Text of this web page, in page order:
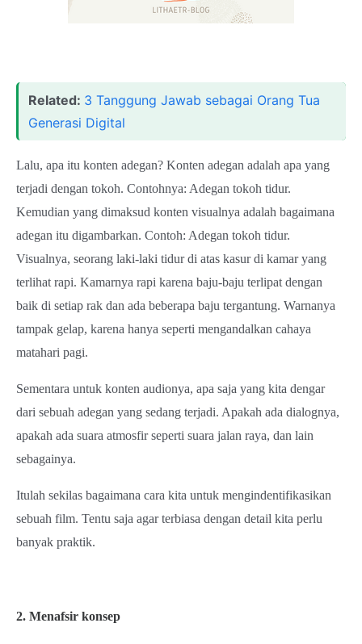
Related: 3 Tanggung Jawab sebagai Orang Tua
Generasi Digital
Lalu, apa itu konten adegan? Konten adegan adalah apa yang
terjadi dengan tokoh. Contohnya: Adegan tokoh tidur.
Kemudian yang dimaksud konten visualnya adalah bagaimana
adegan itu digambarkan. Contoh: Adegan tokoh tidur.
Visualnya, seorang laki-laki tidur di atas kasur di kamar yang
terlihat rapi. Kamarnya rapi karena baju-baju terlipat dengan
baik di setiap rak dan ada beberapa baju tergantung. Warnanya
tampak gelap, karena hanya seperti mengandalkan cahaya
matahari pagi.
Sementara untuk konten audionya, apa saja yang kita dengar
dari sebuah adegan yang sedang terjadi. Apakah ada dialognya,
apakah ada suara atmosfir seperti suara jalan raya, dan lain
sebagainya.
Itulah sekilas bagaimana cara kita untuk mengindentifikasikan
sebuah film. Tentu saja agar terbiasa dengan detail kita perlu
banyak praktik.
2. Menafsir konsep